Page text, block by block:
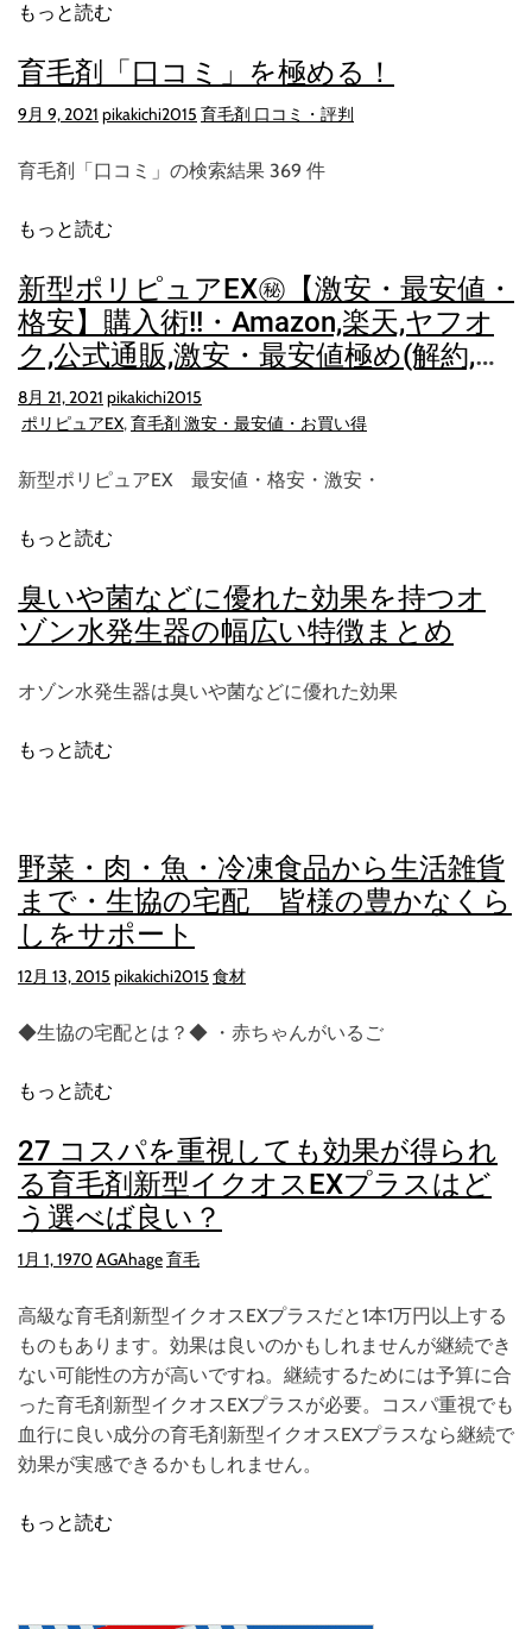
もっと読む
育毛剤「口コミ」を極める！
9月 9, 2021 pikakichi2015 育毛剤 口コミ・評判
育毛剤「口コミ」の検索結果 369 件
もっと読む
新型ポリピュアEX㊙【激安・最安値・
格安】購入術!!・Amazon,楽天,ヤフオ
ク,公式通販,激安・最安値極め(解約,返
金含め)お得購入する秘訣!
8月 21, 2021 pikakichi2015
ポリピュアEX,育毛剤 激安・最安値・お買い得
新型ポリピュアEX 最安値・格安・激安・
もっと読む
臭いや菌などに優れた効果を持つオ
ゾン水発生器の幅広い特徴まとめ
オゾン水発生器は臭いや菌などに優れた効果
もっと読む
野菜・肉・魚・冷凍食品から生活雑貨
まで・生協の宅配 皆様の豊かなくら
しをサポート
12月 13, 2015 pikakichi2015 食材
◆生協の宅配とは？◆ ・赤ちゃんがいるご
もっと読む
27 コスパを重視しても効果が得られ
る育毛剤新型イクオスEXプラスはど
う選べば良い？
1月 1, 1970 AGAhage育毛
高級な育毛剤新型イクオスEXプラスだと1本1万円以上する
ものもあります。効果は良いのかもしれませんが継続でき
ない可能性の方が高いですね。継続するためには予算に合
った育毛剤新型イクオスEXプラスが必要。コスパ重視でも
血行に良い成分の育毛剤新型イクオスEXプラスなら継続で
効果が実感できるかもしれません。
もっと読む